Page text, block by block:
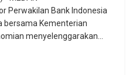
Perwakilan Bank Indonesia
bersama Kementerian
menyelenggarakan...